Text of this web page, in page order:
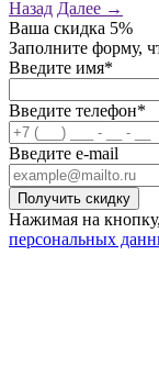
Назад Далее →
Ваша скидка 5%
Заполните форму,
Введите имя*
Введите телефон*
Введите e-mail
Нажимая на
персональных